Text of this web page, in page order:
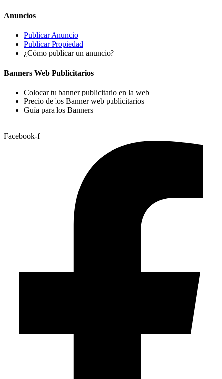
Anuncios
Publicar Anuncio
Publicar Propiedad
¿Cómo publicar un anuncio?
Banners Web Publicitarios
Colocar tu banner publicitario en la web
Precio de los Banner web publicitarios
Guía para los Banners
Facebook-f